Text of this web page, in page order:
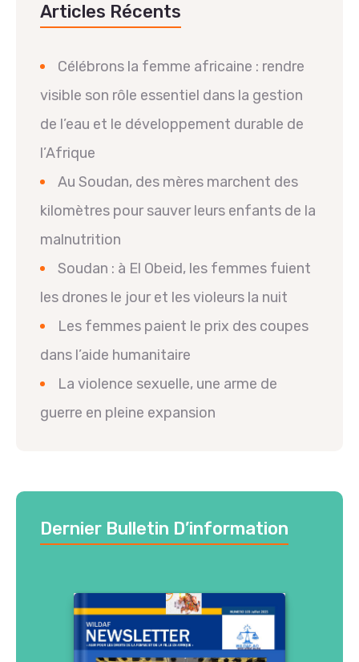
Articles Récents
Célébrons la femme africaine : rendre
visible son rôle essentiel dans la gestion
de l’eau et le développement durable de
l’Afrique
Au Soudan, des mères marchent des
kilomètres pour sauver leurs enfants de la
malnutrition
Soudan : à El Obeid, les femmes fuient
les drones le jour et les violeurs la nuit
Les femmes paient le prix des coupes
dans l’aide humanitaire
La violence sexuelle, une arme de
guerre en pleine expansion
Dernier Bulletin D’information